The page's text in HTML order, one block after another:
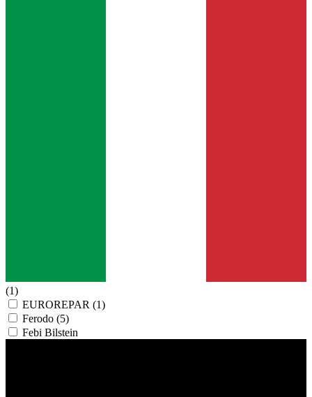
(1)
EUROREPAR (1)
Ferodo (5)
Febі Bilstein